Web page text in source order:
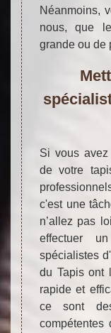
Néanmoins,
nous, que
grande ou de
Si vous
de votre
c'est une
n’allez pas
effectuer
spécialistes
du Tapis ont
rapide et
ce sont